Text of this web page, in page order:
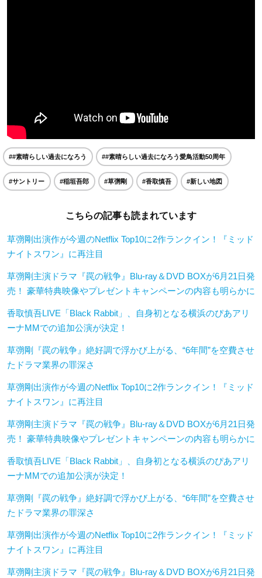
##素晴らしい過去になろう ##素晴らしい過去になろう愛鳥活動50周年
#サントリー #稲垣吾郎 #草彅剛 #香取慎吾 #新しい地図
こちらの記事も読まれています
草彅剛出演作が今週のNetflix Top10に2作ランクイン！『ミッド
ナイトスワン』に再注目
草彅剛主演ドラマ『罠の戦争』Blu-ray＆DVD BOXが6月21日発
売！ 豪華特典映像やプレゼントキャンペーンの内容も明らかに
香取慎吾LIVE「Black Rabbit」、自身初となる横浜のぴあアリ
ーナMMでの追加公演が決定！
草彅剛『罠の戦争』絶好調で浮かび上がる、“6年間”を空費させ
たドラマ業界の罪深さ
草彅剛出演作が今週のNetflix Top10に2作ランクイン！『ミッド
ナイトスワン』に再注目
草彅剛主演ドラマ『罠の戦争』Blu-ray＆DVD BOXが6月21日発
売！ 豪華特典映像やプレゼントキャンペーンの内容も明らかに
香取慎吾LIVE「Black Rabbit」、自身初となる横浜のぴあアリ
ーナMMでの追加公演が決定！
草彅剛『罠の戦争』絶好調で浮かび上がる、“6年間”を空費させ
たドラマ業界の罪深さ
草彅剛出演作が今週のNetflix Top10に2作ランクイン！『ミッド
ナイトスワン』に再注目
草彅剛主演ドラマ『罠の戦争』Blu-ray＆DVD BOXが6月21日発